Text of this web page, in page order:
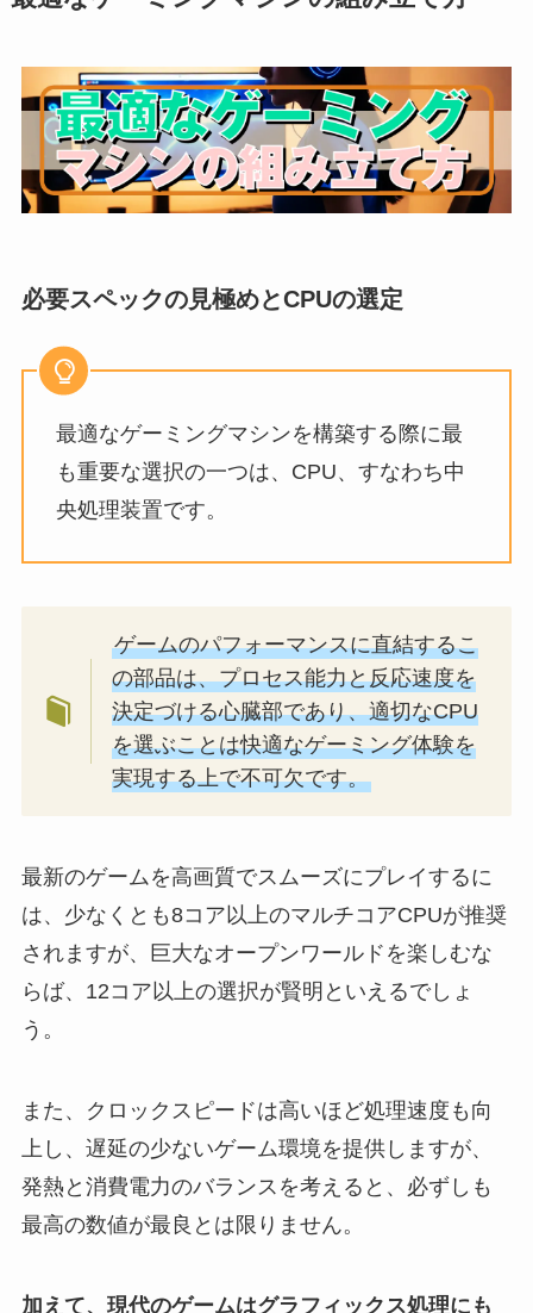
必要スペックの見極めとCPUの選定
最適なゲーミングマシンを構築する際に最
も重要な選択の一つは、CPU、すなわち中
央処理装置です。
ゲームのパフォーマンスに直結するこ
の部品は、プロセス能力と反応速度を
決定づける心臓部であり、適切なCPU
を選ぶことは快適なゲーミング体験を
実現する上で不可欠です。
最新のゲームを高画質でスムーズにプレイするに
は、少なくとも8コア以上のマルチコアCPUが推奨
されますが、巨大なオープンワールドを楽しむな
らば、12コア以上の選択が賢明といえるでしょ
う。
また、クロックスピードは高いほど処理速度も向
上し、遅延の少ないゲーム環境を提供しますが、
発熱と消費電力のバランスを考えると、必ずしも
最高の数値が最良とは限りません。
加えて、現代のゲームはグラフィックス処理にも